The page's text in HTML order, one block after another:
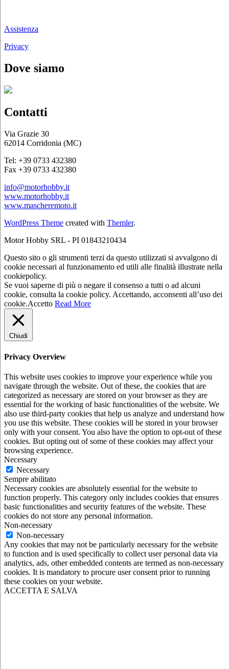
Assistenza
Privacy
Dove siamo
Contatti
Via Grazie 30
62014 Corridonia (MC)
Tel: +39 0733 432380
Fax +39 0733 432380
info@motorhobby.it
www.motorhobby.it
www.mascheremoto.it
WordPress Theme created with Themler.
Motor Hobby SRL - PI 01843210434
Questo sito o gli strumenti terzi da questo utilizzati si avvalgono di
cookie necessari al funzionamento ed utili alle finalità illustrate nella
cookiepolicy.
Se vuoi saperne di più o negare il consenso a tutti o ad alcuni
cookie, consulta la cookie policy. Accettando, acconsenti all’uso dei
cookie.Accetto Read More
Chiudi
Privacy Overview
This website uses cookies to improve your experience while you
navigate through the website. Out of these, the cookies that are
categorized as necessary are stored on your browser as they are
essential for the working of basic functionalities of the website. We
also use third-party cookies that help us analyze and understand how
you use this website. These cookies will be stored in your browser
only with your consent. You also have the option to opt-out of these
cookies. But opting out of some of these cookies may affect your
browsing experience.
Necessary
Necessary
Sempre abilitato
Necessary cookies are absolutely essential for the website to
function properly. This category only includes cookies that ensures
basic functionalities and security features of the website. These
cookies do not store any personal information.
Non-necessary
Non-necessary
Any cookies that may not be particularly necessary for the website
to function and is used specifically to collect user personal data via
analytics, ads, other embedded contents are termed as non-necessary
cookies. It is mandatory to procure user consent prior to running
these cookies on your website.
ACCETTA E SALVA